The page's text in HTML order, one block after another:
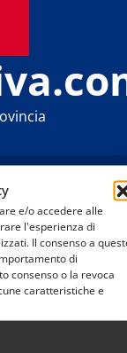
e/o accedere alle
l'esperienza di
Il consenso a
di
consenso o la revoca
caratteristiche e
Classic,